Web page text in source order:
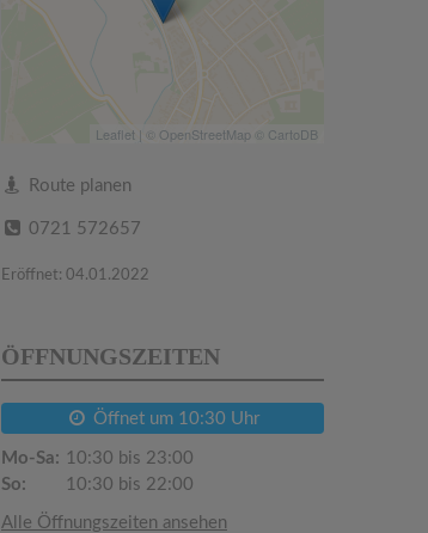
Leaflet | © OpenStreetMap © CartoDB
Route planen
0721 572657
Eröffnet: 04.01.2022
ÖFFNUNGSZEITEN
Öffnet um 10:30 Uhr
Mo-Sa: 10:30 bis 23:00
So:
10:30 bis 22:00
Alle Öffnungszeiten ansehen